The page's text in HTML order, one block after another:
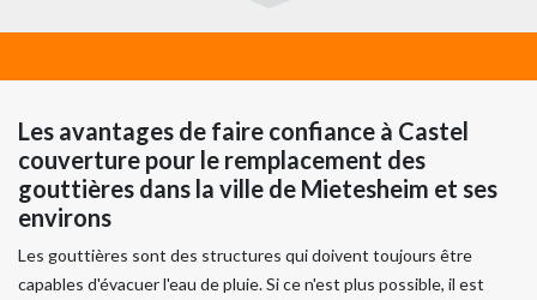
Les avantages de faire confiance à Castel
couverture pour le remplacement des
gouttières dans la ville de Mietesheim et ses
environs
Les gouttières sont des structures qui doivent toujours être
capables d'évacuer l'eau de pluie. Si ce n'est plus possible, il est